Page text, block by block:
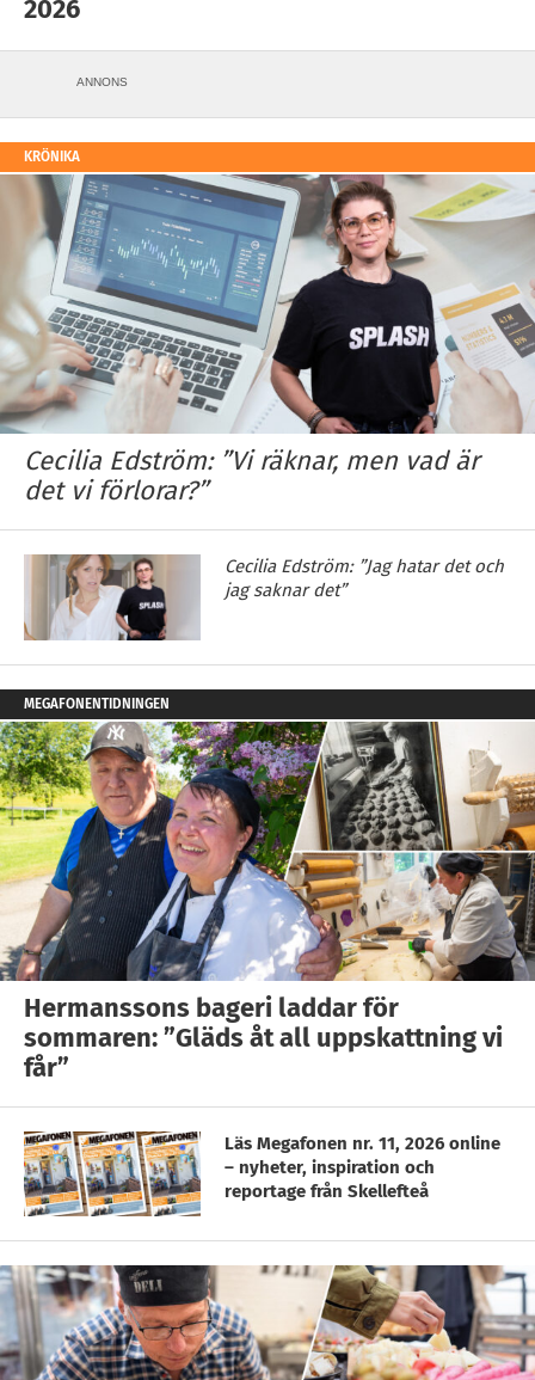
2026
ANNONS
KRÖNIKA
Cecilia Edström: ”Vi räknar, men vad är
det vi förlorar?”
Cecilia Edström: ”Jag hatar det och
jag saknar det”
MEGAFONENTIDNINGEN
Hermanssons bageri laddar för
sommaren: ”Gläds åt all uppskattning vi
får”
Läs Megafonen nr. 11, 2026 online
– nyheter, inspiration och
reportage från Skellefteå